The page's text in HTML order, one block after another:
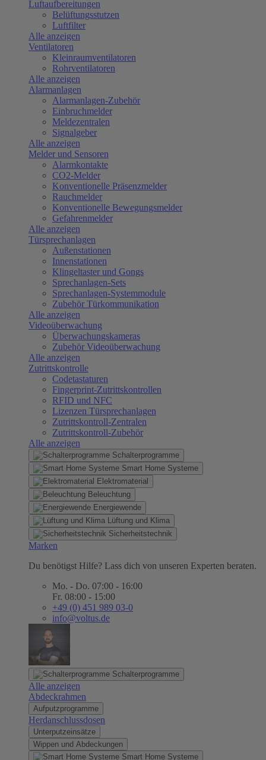
Luftaufbereitungen
Belüftungsstutzen
Luftfilter
Alle anzeigen
Ventilatoren
Kleinraumventilatoren
Rohrventilatoren
Alle anzeigen
Alarmanlagen
Alarmanlagen-Zubehör
Einbruchmelder
Meldezentralen
Signalgeber
Alle anzeigen
Melder und Sensoren
Alarmkontakte
CO2-Melder
Konventionelle Präsenzmelder
Rauchmelder
Konventionelle Bewegungsmelder
Gefahrenmelder
Alle anzeigen
Türsprechanlagen
Außenstationen
Innenstationen
Klingeltaster und Gongs
Sprechanlagen-Sets
Sprechanlagen-Systemmodule
Zubehör Türkommunikation
Alle anzeigen
Videoüberwachung
Überwachungskameras
Zubehör Videoüberwachung
Alle anzeigen
Zutrittskontrolle
Codetastaturen
Fingerprint-Zutrittskontrollen
RFID und NFC
Lizenzen Türsprechanlagen
Zutrittskontroll-Zentralen
Zutrittskontroll-Zubehör
Alle anzeigen
Schalterprogramme
Smart Home Systeme
Elektromaterial
Beleuchtung
Energiewende
Lüftung und Klima
Sicherheitstechnik
Marken
Du benötigst Hilfe? Lass dich von unseren Experten beraten.
Mo. - Do. 07:00 - 16:00
Fr. 08:00 - 15:00
+49 (0) 451 989 03-0
info@voltus.de
Schalterprogramme
Alle anzeigen
Abdeckrahmen
Aufputzprogramme
Herdanschlussdosen
Unterputzeinsätze
Wippen und Abdeckungen
Smart Home Systeme